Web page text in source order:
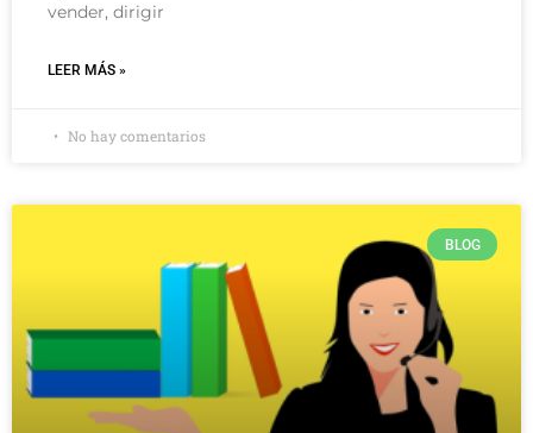
vender, dirigir
LEER MÁS »
No hay comentarios
BLOG